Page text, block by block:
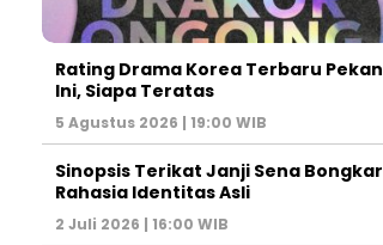
Rating Drama Korea Terbaru Pekan
Ini, Siapa Teratas
5 Agustus 2026 | 19:00 WIB
Sinopsis Terikat Janji Sena Bongkar
Rahasia Identitas Asli
2 Juli 2026 | 16:00 WIB